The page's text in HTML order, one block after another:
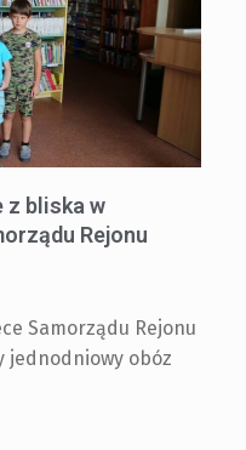
z bliska w
Rejonu
Samorządu Rejonu
jednodniowy obóz